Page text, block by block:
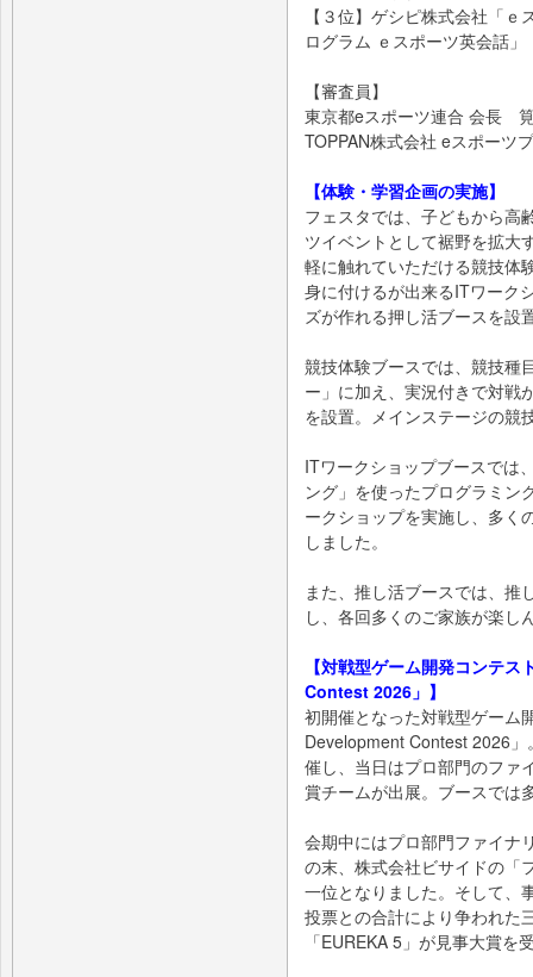
【３位】ゲシピ株式会社「
ログラム ｅスポーツ英会話」
【審査員】
東京都eスポーツ連合 会長
TOPPAN株式会社 eスポー
【体験・学習企画の実施】
フェスタでは、子どもから高
ツイベントとして裾野を拡大
軽に触れていただける競技体
身に付けるが出来るITワーク
ズが作れる押し活ブースを設
競技体験ブースでは、競技種
ー」に加え、実況付きで対戦
を設置。メインステージの競
ITワークショップブースでは
ング」を使ったプログラミン
ークショップを実施し、多く
しました。
また、推し活ブースでは、推
し、各回多くのご家族が楽し
【対戦型ゲーム開発コンテ
Contest 2026」】
初開催となった対戦型ゲーム
Development Contest 2026
催し、当日はプロ部門のファ
賞チームが出展。ブースでは
会期中にはプロ部門ファイナ
の末、株式会社ビサイドの「
一位となりました。そして、
投票との合計により争われた
「EUREKA 5」が見事大賞を